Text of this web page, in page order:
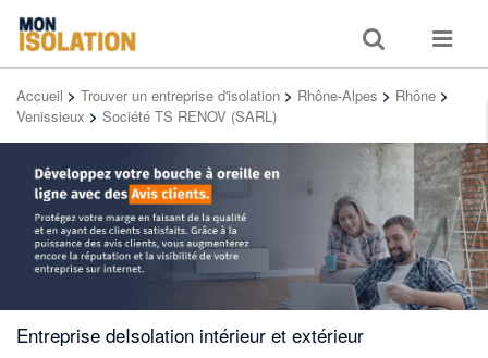
Toggle
search
Toggle
Accueil > Trouver un entreprise d'isolation > Rhône-Alpes > Rhône >
Venissieux > Société TS RENOV (SARL)
Entreprise deIsolation intérieur et extérieur